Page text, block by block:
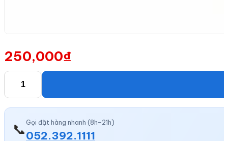
250,000₫
Giấm
men
vang
📞 Gọi đặt hàng nhanh (8h–21h)
052.392.1111